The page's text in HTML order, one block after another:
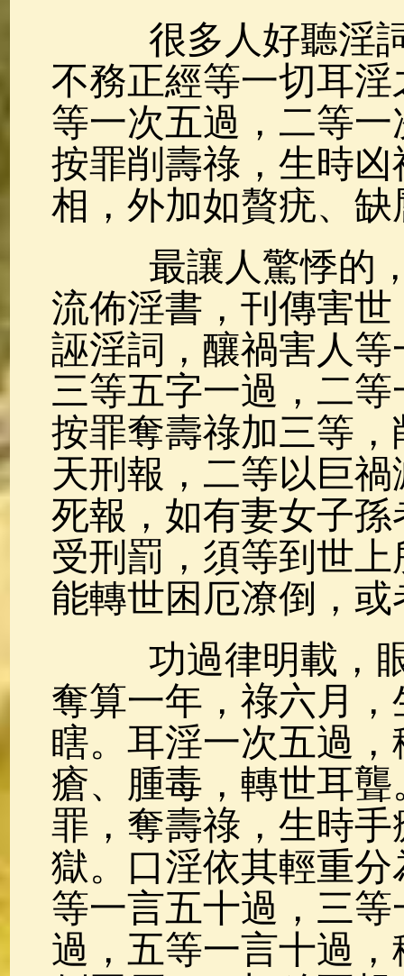
很多人好聽淫詞
不務正經等一切耳
等一次五過，二等
按罪削壽祿，生時
相，外加如贅疣、
最讓人驚悸的，
流佈淫書，刊傳害
誣淫詞，釀禍害人
三等五字一過，二
按罪奪壽祿加三等
天刑報，二等以巨
死報，如有妻女子
受刑罰，須等到世
能轉世困厄潦倒，
功過律明載，眼
奪算一年，祿六月
瞎。耳淫一次五過
瘡、腫毒，轉世耳
罪，奪壽祿，生時
獄。口淫依其輕重
等一言五十過，三
過，五等一言十過